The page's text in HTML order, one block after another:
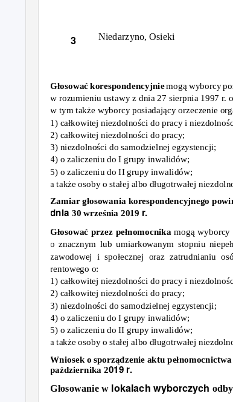
3 Niedarzyno, Osieki
Głosować korespondencyjniemogą wyborcy
w rozumieniu ustawy z dnia 27 sierpnia 1997 r.
w tym także wyborcy posiadający orzeczenie
1) całkowitej niezdolności do pracyi
2) całkowitej niezdolności do pracy;
3) niezdolności do samodzielnej egzystencji;
4) o zaliczeniu do I grupy inwalidów;
5) o zaliczeniu do II grupy inwalidów;
a także osoby о stałej albo długotrwałej
Zamiar głosowania korespondencyjnego
dnia 30 września 2019 r.
Głosować przez pełnomocnikamogą wyborcy
o znacznym lub umiarkowanym stopniu
zawodowej i społecznej oraz zatrudnianiu
rentowego o:
1) całkowitej niezdolności do pracyi
2) całkowitej niezdolności do pracy;
3) niezdolności do samodzielnej egzystencji;
4) o zaliczeniu do I grupy inwalidów;
5) o zaliczeniu do II grupy inwalidów;
atakże osoby о stałej albo długotrwałej
Wniosek o sporządzenie aktu
października 2019 r.
Głosowanie w lokalach wyborczych